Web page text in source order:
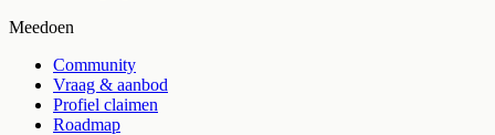
Meedoen
Community
Vraag & aanbod
Profiel claimen
Roadmap